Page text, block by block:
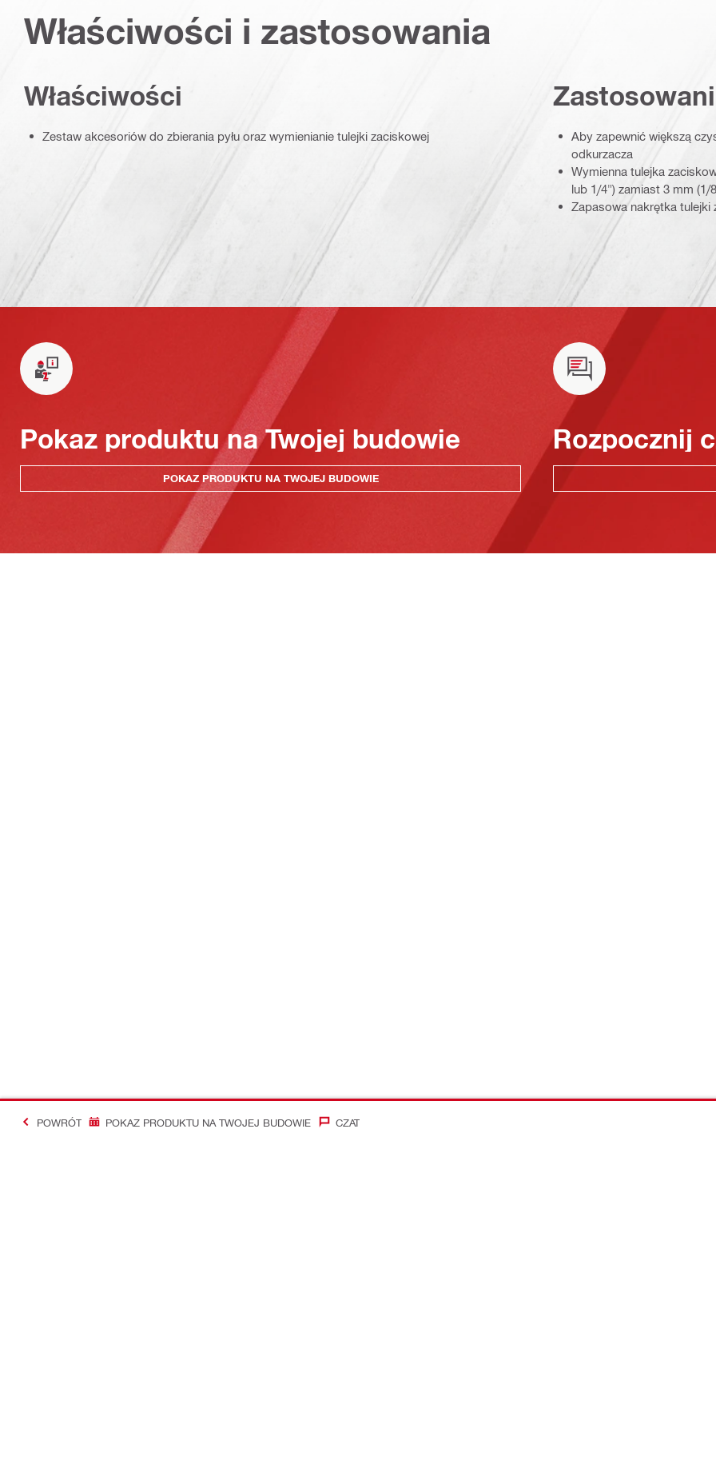
Właściwości i zastosowania
Właściwości
Zestaw akcesoriów do zbierania pyłu oraz wymienianie tulejki zaciskowej
Aby zapewnić większą
odkurzacza
Wymienna tulejka
lub 1/4") zamiast 3 mm (1/
Zapasowa nakrętka tulejki
Pokaz produktu na Twojej budowie
POKAZ PRODUKTU NA TWOJEJ BUDOWIE
Rozpocznij
POWRÓT POKAZ PRODUKTU NA TWOJEJ BUDOWIE CZAT